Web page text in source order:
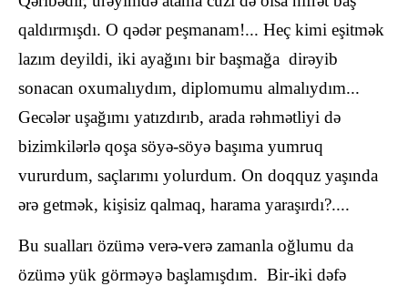
qaldırmışdı. O qədər peşmanam!... Heç kimi eşitmək
lazım deyildi, iki ayağını bir başmağa dirəyib
sonacan oxumalıydım, diplomumu almalıydım...
Gecələr uşağımı yatızdırıb, arada rəhmətliyi də
bizimkilərlə qoşa söyə-söyə başıma yumruq
vururdum, saçlarımı yolurdum. On doqquz yaşında
ərə getmək, kişisiz qalmaq, harama yaraşırdı?....
Bu sualları özümə verə-verə zamanla oğlumu da
özümə yük görməyə başlamışdım. Bir-iki dəfə